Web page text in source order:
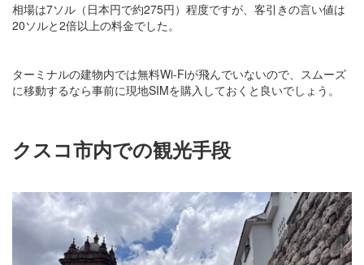
相場は7ソル（日本円で約275円）程度ですが、客引きの言い値は
20ソルと2倍以上の料金でした。
ターミナルの建物内では無料Wi-Fiが飛んでいないので、スムーズ
に移動するなら事前に現地SIMを購入しておくと良いでしょう。
クスコ市内での観光手段